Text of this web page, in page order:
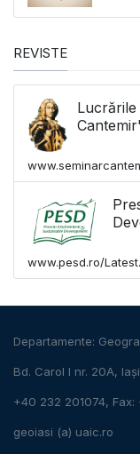
REVISTE
www.pesd.ro/
Departamente:
Bd. Carol I nr. 20A,
+40 232 201074, Fax:
geoiasi (a) uaic.ro